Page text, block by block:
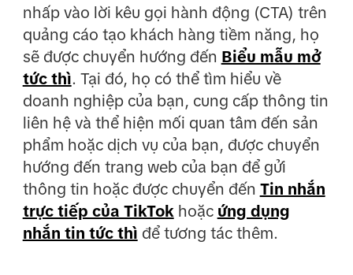
nhấp vào lời kêu gọi hành động (CTA) trên
quảng cáo tạo khách hàng tiềm năng, họ
sẽ được chuyển hướng đến Biểu mẫu mở
tức thì. Tại đó, họ có thể tìm hiểu về
doanh nghiệp của bạn, cung cấp thông tin
liên hệ và thể hiện mối quan tâm đến sản
phẩm hoặc dịch vụ của bạn, được chuyển
hướng đến trang web của bạn để gửi
thông tin hoặc được chuyển đến Tin nhắn
trực tiếp của TikTok hoặc ứng dụng
nhắn tin tức thì để tương tác thêm.